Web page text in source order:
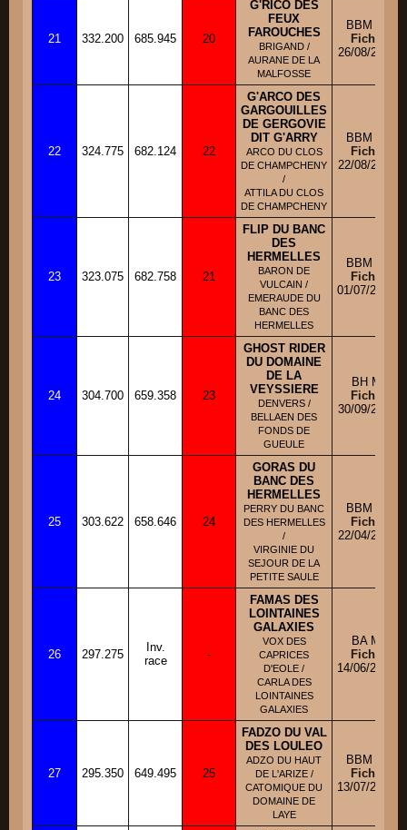
21 332.200 685.945 20
G'RICO DES
FEUX
FAROUCHES
BRIGAND /
AURANE DE LA
MALFOSSE
BBM M
Fiche
26/08/2011
22 324.775 682.124 22
G'ARCO DES
GARGOUILLES
DE GERGOVIE
DIT G'ARRY
ARCO DU CLOS
DE CHAMPCHENY
/
ATTILA DU CLOS
DE CHAMPCHENY
BBM M
Fiche
22/08/2011
23 323.075 682.758 21
FLIP DU BANC
DES
HERMELLES
BARON DE
VULCAIN /
EMERAUDE DU
BANC DES
HERMELLES
BBM M
Fiche
01/07/2010
24 304.700 659.358 23
GHOST RIDER
DU DOMAINE
DE LA
VEYSSIERE
DENVERS /
BELLAEN DES
FONDS DE
GUEULE
BH M
Fiche
30/09/2011
25 303.622 658.646 24
GORAS DU
BANC DES
HERMELLES
PERRY DU BANC
DES HERMELLES
/
VIRGINIE DU
SEJOUR DE LA
PETITE SAULE
BBM M
Fiche
22/04/2011
26 297.275
Inv.
race
-
FAMAS DES
LOINTAINES
GALAXIES
VOX DES
CAPRICES
D'EOLE /
CARLA DES
LOINTAINES
GALAXIES
BA M
Fiche
14/06/2010
27 295.350 649.495 25
FADZO DU VAL
DES LOULEO
ADZO DU HAUT
DE L'ARIZE /
CATOMIQUE DU
DOMAINE DE
LAYE
BBM M
Fiche
13/07/2010